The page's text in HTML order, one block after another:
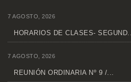
7 AGOSTO, 2026
HORARIOS DE CLASES- SEGUND...
7 AGOSTO, 2026
REUNIÓN ORDINARIA Nº 9 /...